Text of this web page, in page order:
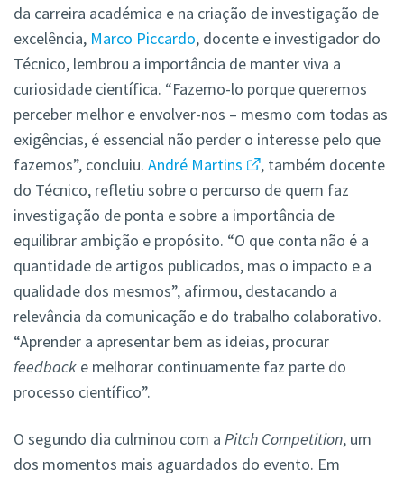
da carreira académica e na criação de investigação de
excelência, Marco Piccardo, docente e investigador do
Técnico, lembrou a importância de manter viva a
curiosidade científica. “Fazemo-lo porque queremos
perceber melhor e envolver-nos – mesmo com todas as
exigências, é essencial não perder o interesse pelo que
fazemos”, concluiu. André Martins
, também docente
do Técnico, refletiu sobre o percurso de quem faz
investigação de ponta e sobre a importância de
equilibrar ambição e propósito. “O que conta não é a
quantidade de artigos publicados, mas o impacto e a
qualidade dos mesmos”, afirmou, destacando a
relevância da comunicação e do trabalho colaborativo.
“Aprender a apresentar bem as ideias, procurar
feedback e melhorar continuamente faz parte do
processo científico”.
O segundo dia culminou com a Pitch Competition, um
dos momentos mais aguardados do evento. Em